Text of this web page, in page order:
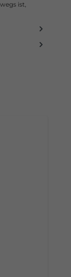
ist,